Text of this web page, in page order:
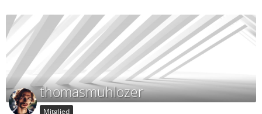
thomasmuhlozer
Mitglied